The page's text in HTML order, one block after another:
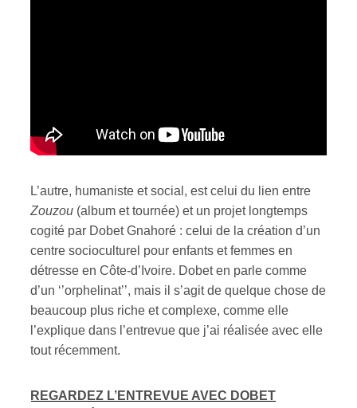
L’autre, humaniste et social, est celui du lien entre
Zouzou (album et tournée) et un projet longtemps
cogité par Dobet Gnahoré : celui de la création d’un
centre socioculturel pour enfants et femmes en
détresse en Côte-d’Ivoire. Dobet en parle comme
d’un ‘’orphelinat’’, mais il s’agit de quelque chose de
beaucoup plus riche et complexe, comme elle
l’explique dans l’entrevue que j’ai réalisée avec elle
tout récemment.
REGARDEZ L’ENTREVUE AVEC DOBET